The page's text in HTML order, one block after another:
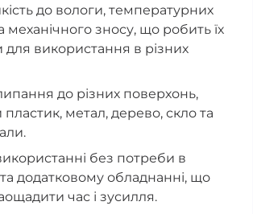
до вологи, температурних
механічного зносу, що робить їх
для використання в різних
до різних поверхонь,
метал, дерево, скло та
без потреби в
та додатковому обладнанні, що
час і зусилля.